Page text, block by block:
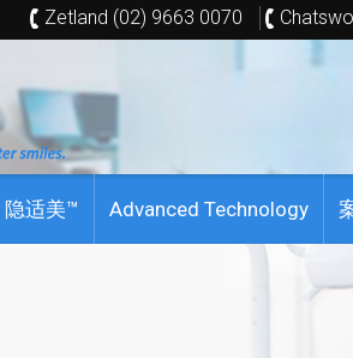
Zetland (02) 9663 0070
隐适美™ Advanced Technology